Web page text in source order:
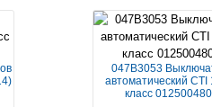
047B3053
автоматический CTI
класс